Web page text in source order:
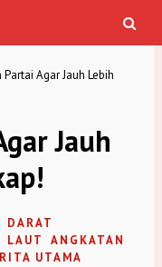
Agar Jauh Lebih
Jauh
DARAT
LAUT
ANGKATAN
UTAMA